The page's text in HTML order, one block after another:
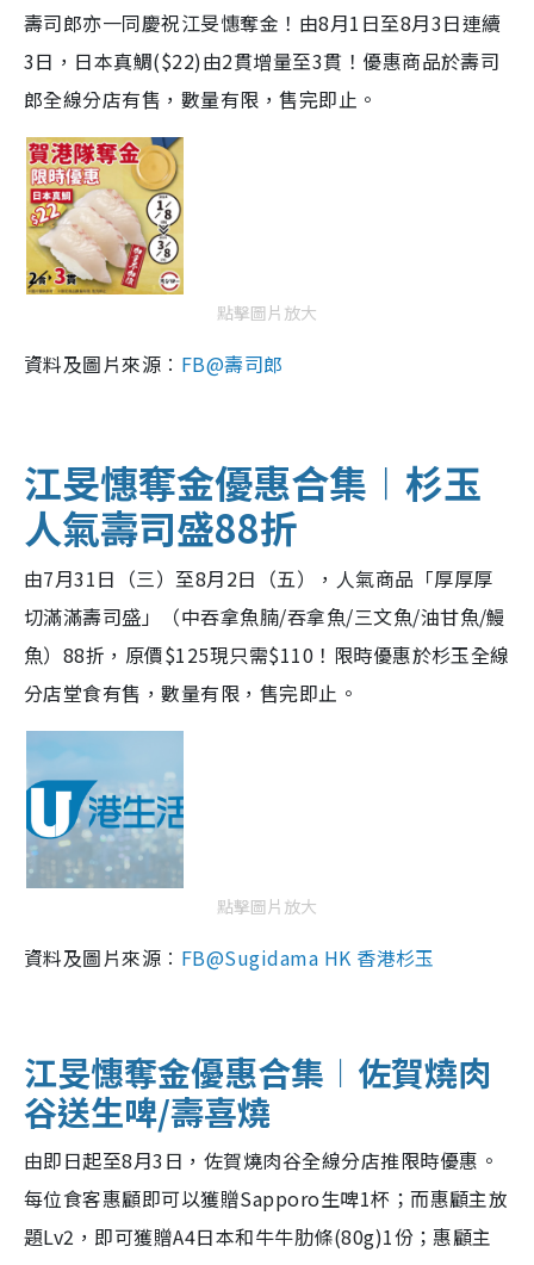
壽司郎亦一同慶祝江旻憓奪金！由8月1日至8月3日連續
3日，日本真鯛($22)由2貫增量至3貫！優惠商品於壽司
郎全線分店有售，數量有限，售完即止。
點擊圖片放大
資料及圖片來源︰ FB@壽司郎
江旻憓奪金優惠合集︱杉玉
人氣壽司盛88折
由7月31日（三）至8月2日（五），人氣商品「厚厚厚
切滿滿壽司盛」
（中吞拿魚腩/吞拿魚/三文魚/油甘魚/鰻
魚）88折，原價$125現只需$110！限時優惠於杉玉全線
分店堂食有售，數量有限，售完即止。
點擊圖片放大
資料及圖片來源︰ FB@Sugidama HK 香港杉玉
江旻憓奪金優惠合集︱佐賀燒肉
谷送生啤/壽喜燒
由即日起至8月3日，佐賀燒肉谷全線分店推限時優惠。
每位食客惠顧即可以獲贈Sapporo生啤1杯；而惠顧主放
題Lv2，即可獲贈A4日本和牛牛肋條(80g)1份；惠顧主